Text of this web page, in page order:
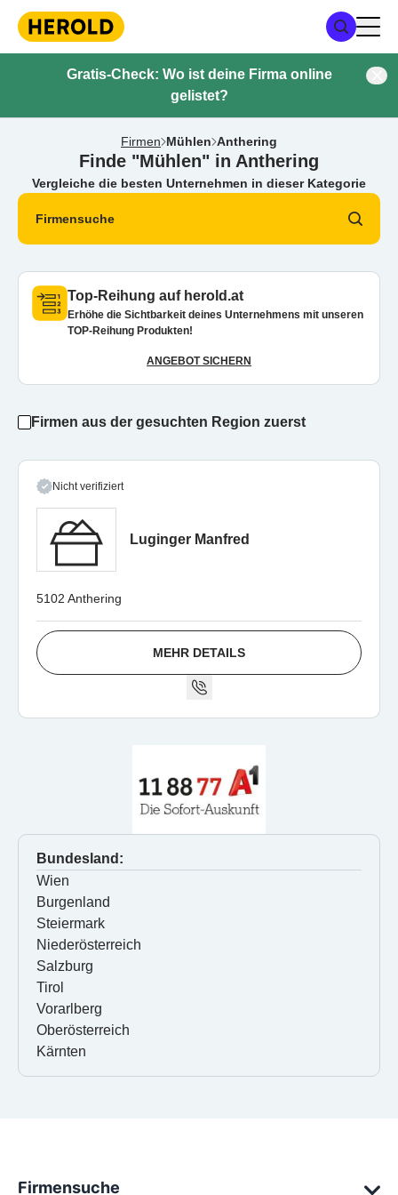
Gratis-Check: Wo ist deine Firma online
gelistet?
Firmen Mühlen Anthering
Finde "Mühlen" in Anthering
Vergleiche die besten Unternehmen in dieser Kategorie
Firmensuche
Top-Reihung auf herold.at
Erhöhe die Sichtbarkeit deines Unternehmens mit unseren
TOP-Reihung Produkten!
ANGEBOT SICHERN
Firmen aus der gesuchten Region zuerst
Nicht verifiziert
Luginger Manfred
5102 Anthering
MEHR DETAILS
Bundesland:
Wien
Burgenland
Steiermark
Niederösterreich
Salzburg
Tirol
Vorarlberg
Oberösterreich
Kärnten
Firmensuche